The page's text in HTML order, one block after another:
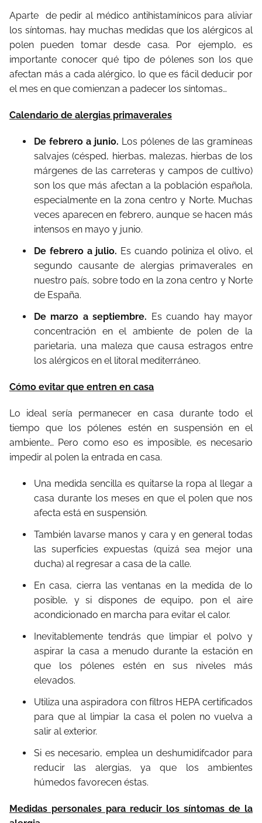
Aparte de pedir al médico antihistamínicos para aliviar
los síntomas, hay muchas medidas que los alérgicos al
polen pueden tomar desde casa. Por ejemplo, es
importante conocer qué tipo de pólenes son los que
afectan más a cada alérgico, lo que es fácil deducir por
el mes en que comienzan a padecer los síntomas…
Calendario de alergias primaverales
De febrero a junio. Los pólenes de las gramíneas
salvajes (césped, hierbas, malezas, hierbas de los
márgenes de las carreteras y campos de cultivo)
son los que más afectan a la población española,
especialmente en la zona centro y Norte. Muchas
veces aparecen en febrero, aunque se hacen más
intensos en mayo y junio.
De febrero a julio. Es cuando poliniza el olivo, el
segundo causante de alergias primaverales en
nuestro país, sobre todo en la zona centro y Norte
de España.
De marzo a septiembre. Es cuando hay mayor
concentración en el ambiente de polen de la
parietaria, una maleza que causa estragos entre
los alérgicos en el litoral mediterráneo.
Cómo evitar que entren en casa
Lo ideal sería permanecer en casa durante todo el
tiempo que los pólenes estén en suspensión en el
ambiente… Pero como eso es imposible, es necesario
impedir al polen la entrada en casa.
Una medida sencilla es quitarse la ropa al llegar a
casa durante los meses en que el polen que nos
afecta está en suspensión.
También lavarse manos y cara y en general todas
las superficies expuestas (quizá sea mejor una
ducha) al regresar a casa de la calle.
En casa, cierra las ventanas en la medida de lo
posible, y si dispones de equipo, pon el aire
acondicionado en marcha para evitar el calor.
Inevitablemente tendrás que limpiar el polvo y
aspirar la casa a menudo durante la estación en
que los pólenes estén en sus niveles más
elevados.
Utiliza una aspiradora con filtros HEPA certificados
para que al limpiar la casa el polen no vuelva a
salir al exterior.
Si es necesario, emplea un deshumidifcador para
reducir las alergias, ya que los ambientes
húmedos favorecen éstas.
Medidas personales para reducir los síntomas de la